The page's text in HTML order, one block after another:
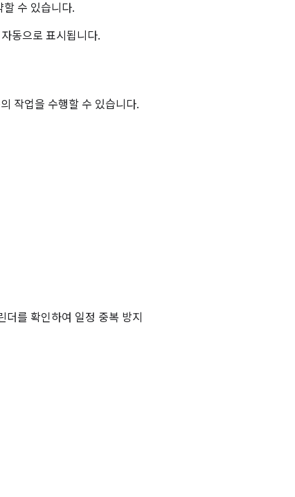
수 있습니다.
동으로 표시됩니다.
작업을 수행할 수 있습니다.
를 확인하여 일정 중복 방지